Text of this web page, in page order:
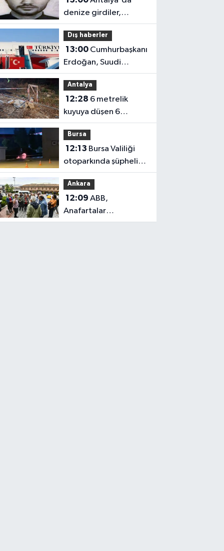
denize girdiler,
boğuldular
Dış haberler
13:00
Erdoğan, Suudi
Arabistan’a gitti
Antalya
12:28
kuyuya düşen 6
yaşındaki Yasin
kurtarıldı
Bursa
12:13
otoparkında şüpheli
valiz paniği
Ankara
12:09 ABB,
Anafartalar
Caddesi’nin tarihini